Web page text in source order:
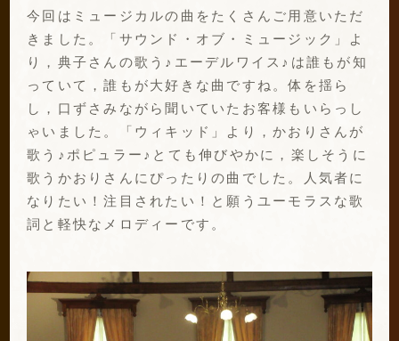
今回はミュージカルの曲をたくさんご用意いただ
きました。「サウンド・オブ・ミュージック」よ
り，典子さんの歌う♪エーデルワイス♪は誰もが知
っていて，誰もが大好きな曲ですね。体を揺ら
し，口ずさみながら聞いていたお客様もいらっし
ゃいました。「ウィキッド」より，かおりさんが
歌う♪ポピュラー♪とても伸びやかに，楽しそうに
歌うかおりさんにぴったりの曲でした。人気者に
なりたい！注目されたい！と願うユーモラスな歌
詞と軽快なメロディーです。